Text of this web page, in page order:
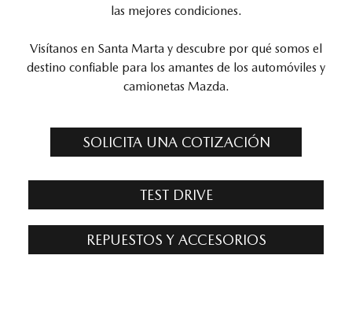
las mejores condiciones.
Visítanos en Santa Marta y descubre por qué somos el
destino confiable para los amantes de los automóviles y
camionetas Mazda.
SOLICITA UNA COTIZACIÓN
TEST DRIVE
REPUESTOS Y ACCESORIOS